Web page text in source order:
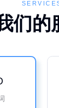
们的